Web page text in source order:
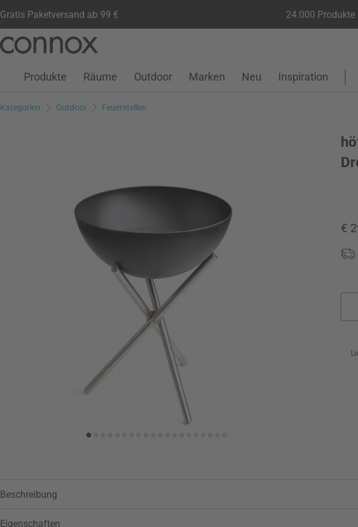
Gratis Paketversand ab 99 € 24.000 Produkte
Seiteninhalt
Suchfeld
Kundenkonto
Wunschliste
Warenkorb
Produkte Räume Outdoor Marken Neu Inspiration
Kategorien Outdoor Feuerstellen
€
Beschreibung
Eigenschaften